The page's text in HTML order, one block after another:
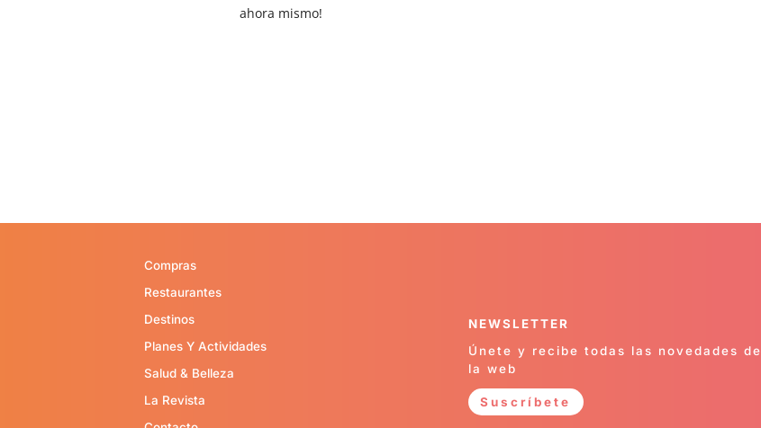
ahora mismo!
Compras
Restaurantes
Destinos
Planes Y Actividades
Salud & Belleza
La Revista
NEWSLETTER
Únete y recibe todas las novedades de
la web
Suscríbete